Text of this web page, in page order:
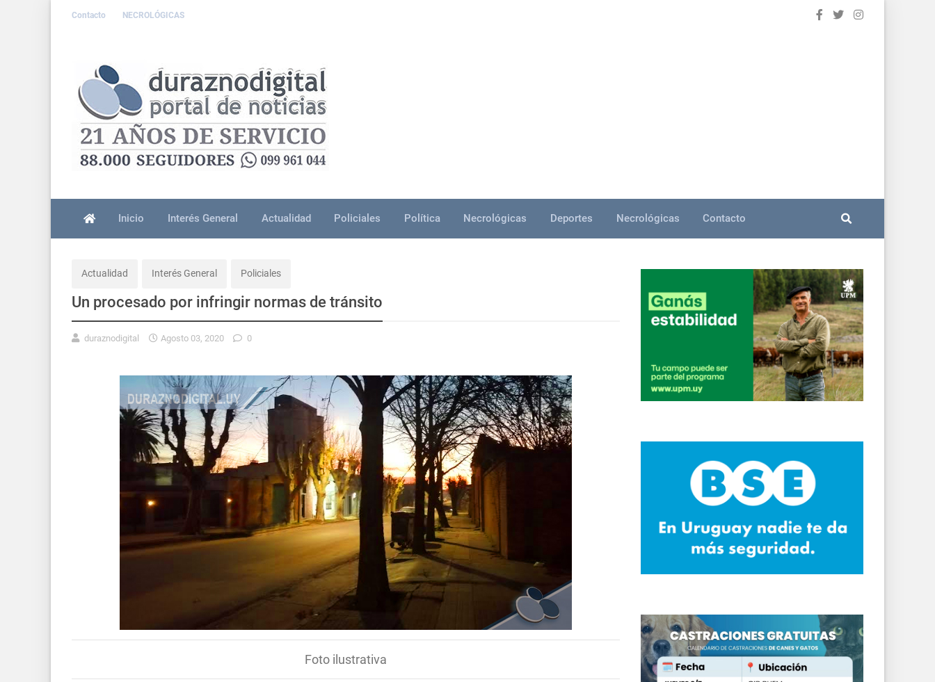
Contacto NECROLÓGICAS
Inicio Interés General Actualidad Policiales Política Necrológicas Deportes Necrológicas Contacto
Actualidad Interés General Policiales
Un procesado por infringir normas de tránsito
duraznodigital Agosto 03, 2020 0
Foto ilustrativa